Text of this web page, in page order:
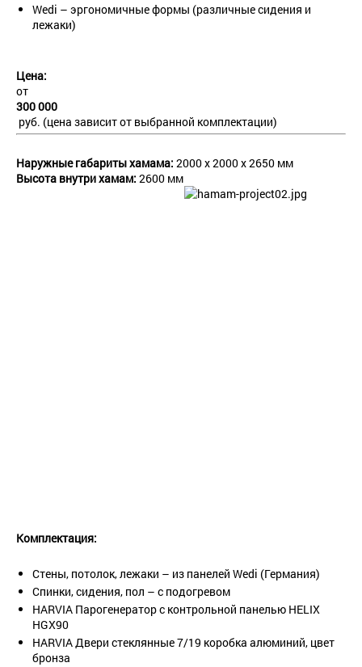
Wedi – эргономичные формы (различные сидения и
лежаки)
Цена:
от
300 000
руб. (цена зависит от выбранной комплектации)
Наружные габариты хамама: 2000 x 2000 х 2650 мм
Высота внутри хамам: 2600 мм
Комплектация:
Стены, потолок, лежаки – из панелей Wedi (Германия)
Спинки, сидения, пол – с подогревом
HARVIA Парогенератор с контрольной панелью HELIX
HGX90
HARVIA Двери стеклянные 7/19 коробка алюминий, цвет
бронза